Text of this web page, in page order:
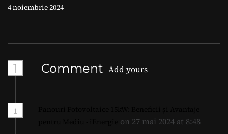
4 noiembrie 2024
1 Comment Add yours
1
on 27 mai 2024 at 8:48